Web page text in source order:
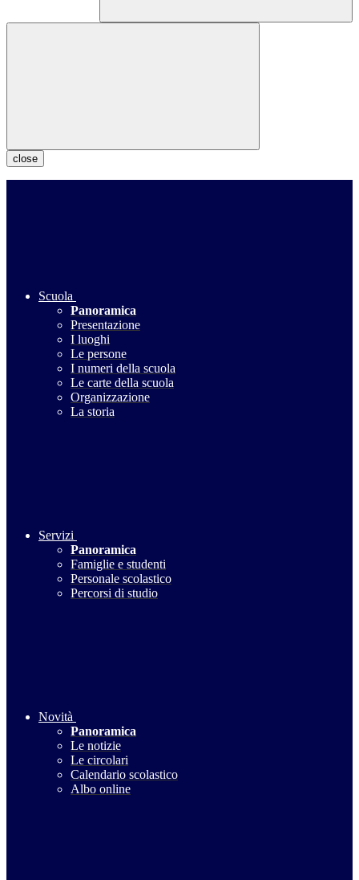
close
Scuola
Panoramica
Presentazione
I luoghi
Le persone
I numeri della scuola
Le carte della scuola
Organizzazione
La storia
Servizi
Panoramica
Famiglie e studenti
Personale scolastico
Percorsi di studio
Novità
Panoramica
Le notizie
Le circolari
Calendario scolastico
Albo online